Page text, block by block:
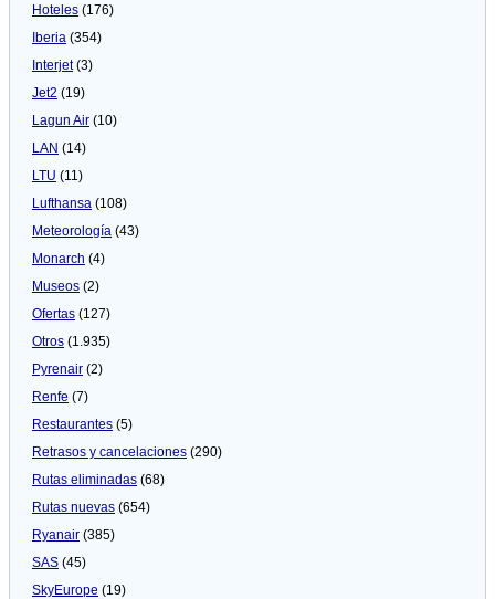
Hoteles (176)
Iberia (354)
Interjet(3)
Jet2 (19)
Lagun Air (10)
LAN (14)
LTU (11)
Lufthansa (108)
Meteorologí­a (43)
Monarch (4)
Museos (2)
Ofertas (127)
Otros (1.935)
Pyrenair (2)
Renfe (7)
Restaurantes (5)
Retrasos y cancelaciones (290)
Rutas eliminadas (68)
Rutas nuevas (654)
Ryanair (385)
SAS (45)
SkyEurope (19)